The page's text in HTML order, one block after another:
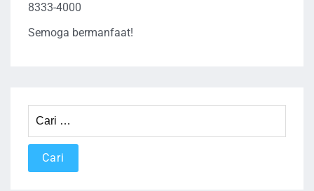
8333-4000
Semoga bermanfaat!